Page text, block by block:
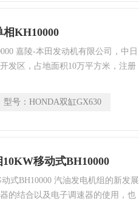
KH10000
嘉陵-本田发动机有限公司，中日
发区，占地面积10万平方米，注册
摩托车的售后服务；进口分销本田
型号： HONDA双缸GX630
移动式BH10000
式BH10000 汽油发电机组的新发展
的结合以及电子调速器的使用，也